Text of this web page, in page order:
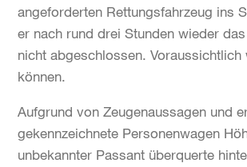
angeforderten Rettungsfahrzeug ins
er nach rund drei Stunden wieder
nicht abgeschlossen.
können.
Aufgrund von Zeugenaussagen und
gekennzeichnete Personenwagen
unbekannter Passant überquerte